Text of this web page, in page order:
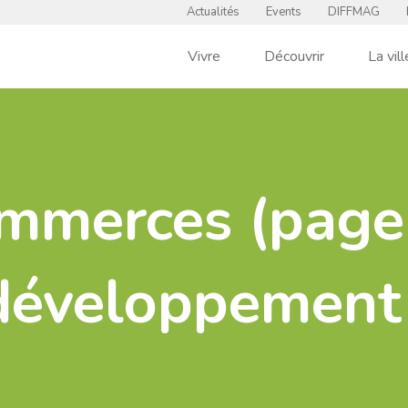
Actualités Events DIFFMAG
Vivre Découvrir La